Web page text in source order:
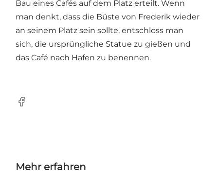
Bau eines Cafés auf dem Platz erteilt. Wenn
man denkt, dass die Büste von Frederik wieder
an seinem Platz sein sollte, entschloss man
sich, die ursprüngliche Statue zu gießen und
das Café nach Hafen zu benennen.
Facebook
Mehr erfahren